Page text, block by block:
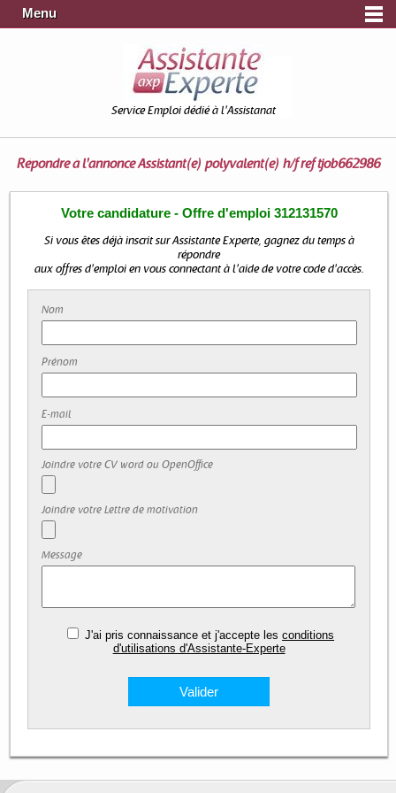
Menu
Service Emploi dédié à l'Assistanat
Répondre à l'annonceAssistant(e) polyvalent(e) h/f ref tjob662986
Votre candidature - Offre d'emploi 312131570
Si vous êtes déjà inscrit sur Assistante Experte, gagnez du temps à
répondre
aux offres d'emploi en vous connectant à l'aide de votre code d'accès.
Nom
Prénom
E-mail
Joindre votre CV word ou OpenOffice
Joindre votre Lettre de motivation
Message
J'ai pris connaissance et j'accepte lesconditions
d'utilisations d'Assistante-Experte